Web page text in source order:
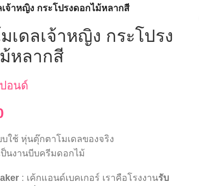
เจ้าหญิง กระโปรงดอกไม้หลากสี
เดลเจ้าหญิง กระโปรง
หลากสี
อนด์
บใช้ หุ่นตุ๊กตาโมเดลของจริง
ป็นงานบีบครีมดอกไม้
: เค้กแอนด์เบคเกอร์ เราคือโรงงานรับ